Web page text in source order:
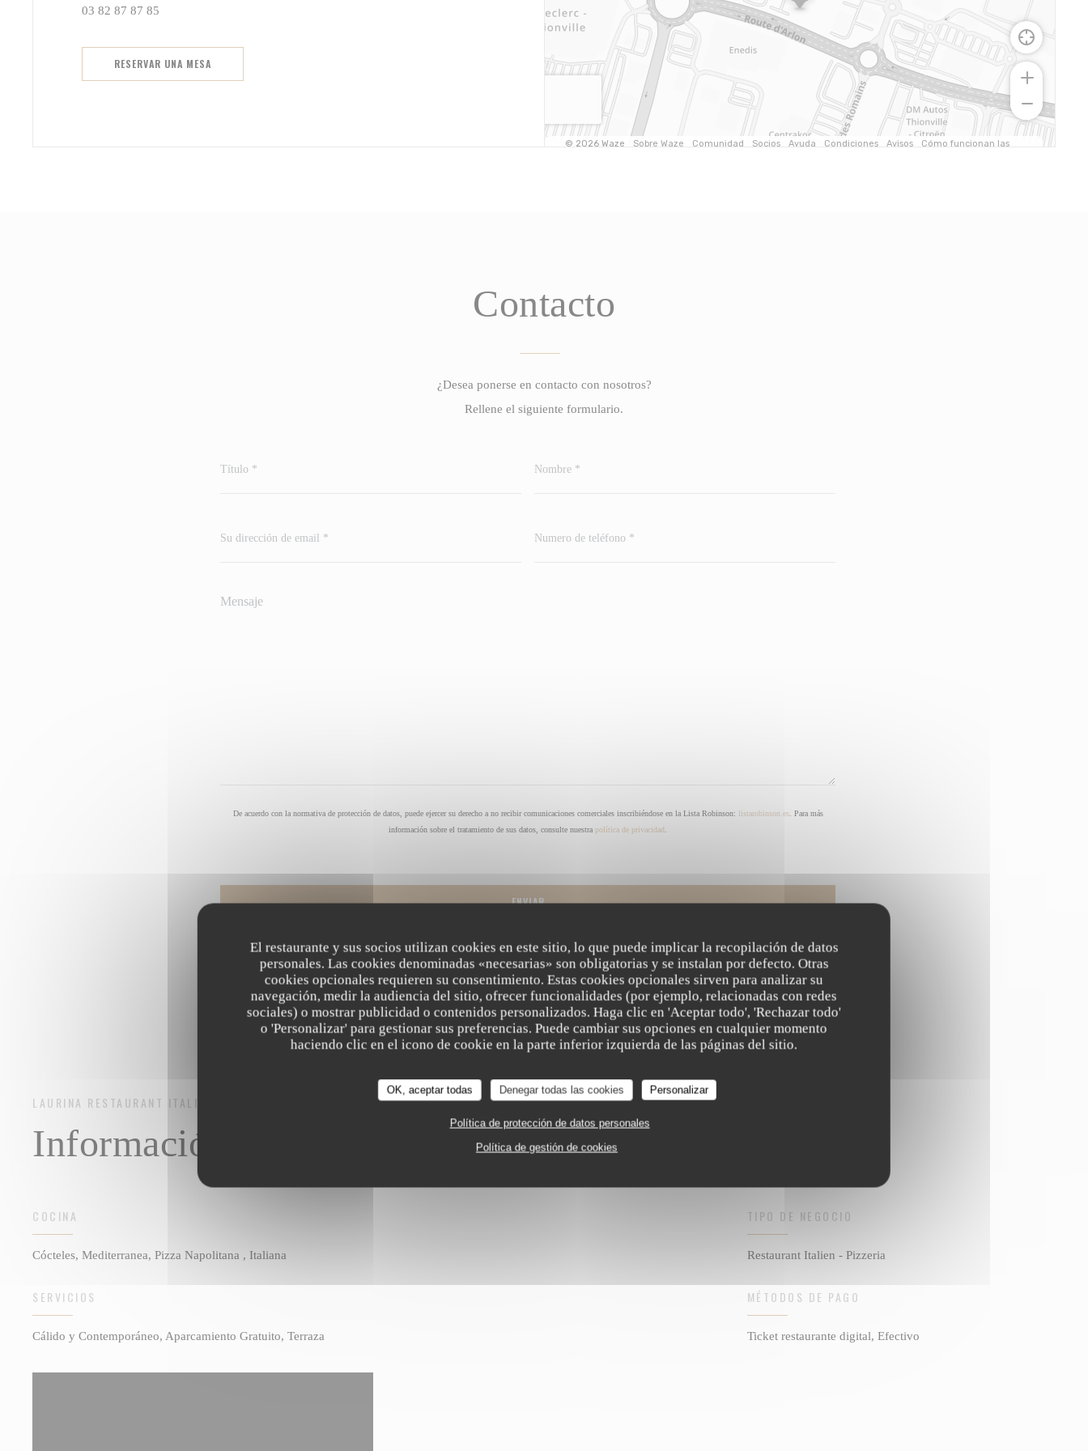
El restaurante y sus socios utilizan cookies en este sitio, lo que puede implicar la recopilación de datos
personales. Las cookies denominadas «necesarias» son obligatorias y se instalan por defecto. Otras
cookies opcionales requieren su consentimiento. Estas cookies opcionales sirven para analizar su
navegación, medir la audiencia del sitio, ofrecer funcionalidades (por ejemplo, relacionadas con redes
sociales) o mostrar publicidad o contenidos personalizados. Haga clic en 'Aceptar todo', 'Rechazar todo'
o 'Personalizar' para gestionar sus preferencias. Puede cambiar sus opciones en cualquier momento
haciendo clic en el icono de cookie en la parte inferior izquierda de las páginas del sitio.
OK, aceptar todas Denegar todas las cookies Personalizar
Política de protección de datos personales
Política de gestión de cookies
03 82 87 87 85
RESERVAR UNA MESA
Contacto
¿Desea ponerse en contacto con nosotros?
Rellene el siguiente formulario.
De acuerdo con la normativa de protección de datos, puede ejercer su derecho a no recibir comunicaciones comerciales inscribiéndose en la Lista Robinson: listarobinson.es. Para más
información sobre el tratamiento de sus datos, consulte nuestra política de privacidad
LAURINA RESTAURANT ITALIEN - PIZZERIA
Información general
COCINA
Cócteles, Mediterranea, Pizza Napolitana , Italiana
TIPO DE NEGOCIO
Restaurant Italien - Pizzeria
SERVICIOS
Cálido y Contemporáneo, Aparcamiento Gratuito, Terraza
MÉTODOS DE PAGO
Ticket restaurante digital, Efectivo